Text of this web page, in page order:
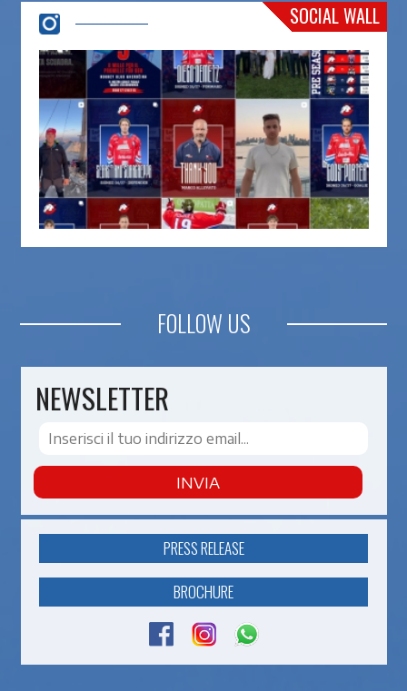
SOCIAL WALL
FOLLOW US
NEWSLETTER
INVIA
PRESS RELEASE
BROCHURE